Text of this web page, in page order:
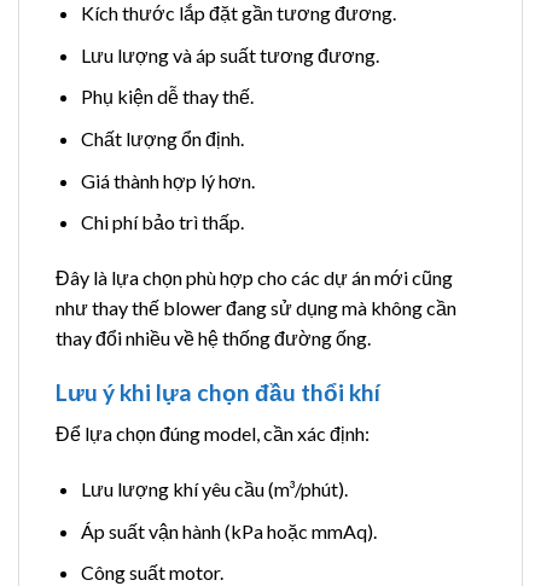
Kích thước lắp đặt gần tương đương.
Lưu lượng và áp suất tương đương.
Phụ kiện dễ thay thế.
Chất lượng ổn định.
Giá thành hợp lý hơn.
Chi phí bảo trì thấp.
Đây là lựa chọn phù hợp cho các dự án mới cũng
như thay thế blower đang sử dụng mà không cần
thay đổi nhiều về hệ thống đường ống.
Lưu ý khi lựa chọn đầu thổi khí
Để lựa chọn đúng model, cần xác định:
Lưu lượng khí yêu cầu (m³/phút).
Áp suất vận hành (kPa hoặc mmAq).
Công suất motor.